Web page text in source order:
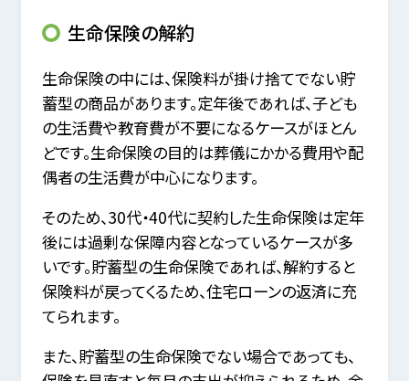
生命保険の解約
生命保険の中には、保険料が掛け捨てでない貯
蓄型の商品があります。定年後であれば、子ども
の生活費や教育費が不要になるケースがほとん
どです。生命保険の目的は葬儀にかかる費用や配
偶者の生活費が中心になります。
そのため、30代・40代に契約した生命保険は定年
後には過剰な保障内容となっているケースが多
いです。貯蓄型の生命保険であれば、解約すると
保険料が戻ってくるため、住宅ローンの返済に充
てられます。
また、貯蓄型の生命保険でない場合であっても、